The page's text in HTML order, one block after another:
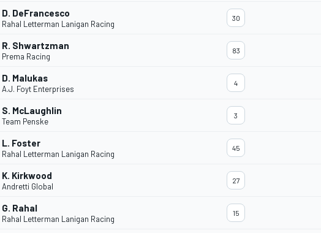
D. DeFrancesco
Rahal Letterman Lanigan Racing
30
R. Shwartzman
Prema Racing
83
D. Malukas
A.J. Foyt Enterprises
4
S. McLaughlin
Team Penske
3
L. Foster
Rahal Letterman Lanigan Racing
45
K. Kirkwood
Andretti Global
27
G. Rahal
Rahal Letterman Lanigan Racing
15